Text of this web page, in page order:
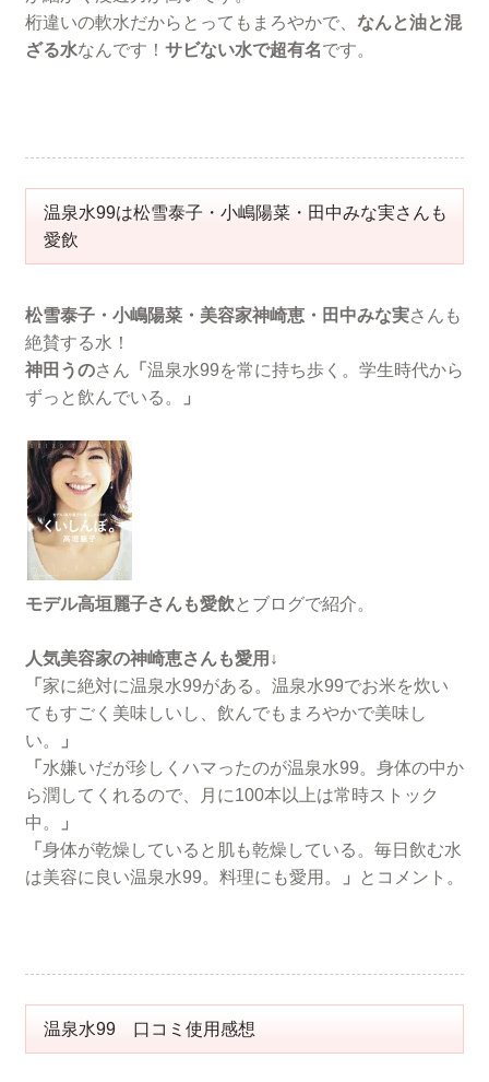
桁違いの軟水だからとってもまろやかで、 なんと油と混
ざる水なんです！ サビない水で超有名です。
温泉水99は松雪泰子・小嶋陽菜・田中みな実さんも
愛飲
松雪泰子・小嶋陽菜・美容家神崎恵・田中みな実さんも
絶賛する水！
神田うのさん 「 温泉水99を常に持ち歩く。学生時代から
ずっと飲んでいる。
」
モデル高垣麗子さんも愛飲 とブログで紹介。
人気美容家の神崎恵さんも愛用↓
「 家に絶対に温泉水99がある。温泉水99でお米を炊い
てもすごく美味しいし、飲んでもまろやかで美味し
い。
」
「 水嫌いだが珍しくハマったのが温泉水99。身体の中か
ら潤してくれるので、月に100本以上は常時ストック
中。
」
「 身体が乾燥していると肌も乾燥している。毎日飲む水
は美容に良い温泉水99。料理にも愛用。
」 とコメント。
温泉水99 口コミ使用感想